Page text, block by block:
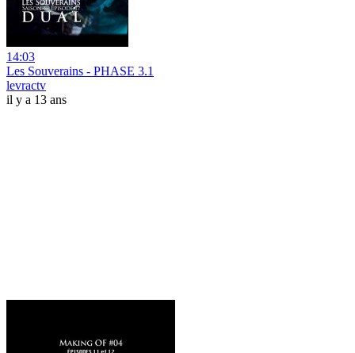
14:03
Les Souverains - PHASE 3.1
levractv
il y a 13 ans